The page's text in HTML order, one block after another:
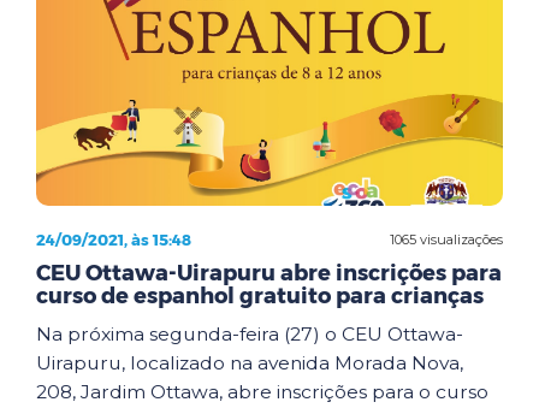
1065 visualizações
24/09/2021, às 15:48
CEU Ottawa-Uirapuru abre inscrições para
curso de espanhol gratuito para crianças
Na próxima segunda-feira (27) o CEU Ottawa-
Uirapuru, localizado na avenida Morada Nova,
208, Jardim Ottawa, abre inscrições para o curso